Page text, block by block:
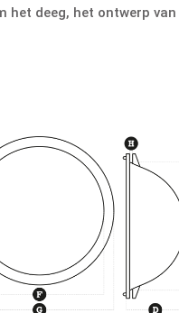
deeg, het ontwerp